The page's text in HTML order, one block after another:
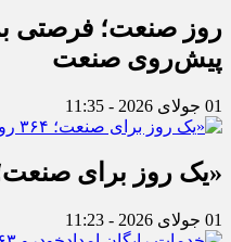
روز صنعت؛ فرصتی
پیش‌روی صنعت
01 جولای 2026 - 11:35
«یک روز برای صنعت؛ ۳۶۴ روز برای
01 جولای 2026 - 11:23